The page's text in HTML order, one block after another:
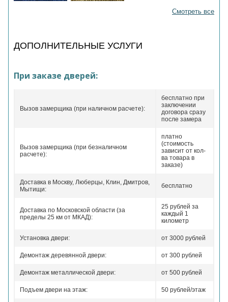
Смотреть все
ДОПОЛНИТЕЛЬНЫЕ УСЛУГИ
При заказе дверей:
Вызов замерщика (при наличном расчете):
бесплатно при
заключении
договора сразу
после замера
Вызов замерщика (при безналичном
расчете):
платно
(стоимость
зависит от кол-
ва товара в
заказе)
Доставка в Москву, Люберцы, Клин, Дмитров,
Мытищи:
бесплатно
Доставка по Московской области (за
пределы 25 км от МКАД):
25 рублей за
каждый 1
километр
Установка двери: от 3000 рублей
Демонтаж деревянной двери: от 300 рублей
Демонтаж металлической двери: от 500 рублей
Подъем двери на этаж: 50 рублей/этаж